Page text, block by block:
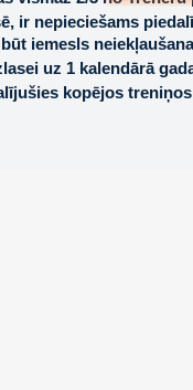
ir nepieciešams
iemesls
uz 1 kalendārā
kopējos